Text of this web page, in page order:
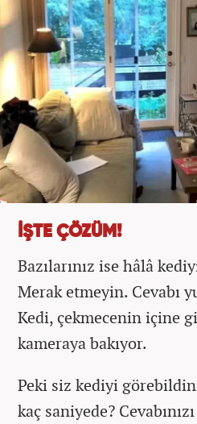
İŞTE ÇÖZÜM!
Bazılarınız ise hâlâ
Merak etmeyin. Cevabı
Kedi, çekmecenin içine
kameraya bakıyor.
Peki siz kediyi
kaç saniyede?